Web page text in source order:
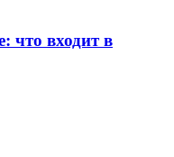
что входит в